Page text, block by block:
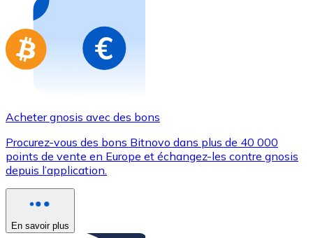
Aller à la boutique de cartes-cadeaux
Acheter gnosis avec des bons
Procurez-vous des bons Bitnovo dans plus de 40 000
points de vente en Europe et échangez-les contre gnosis
depuis l’application.
En savoir plus